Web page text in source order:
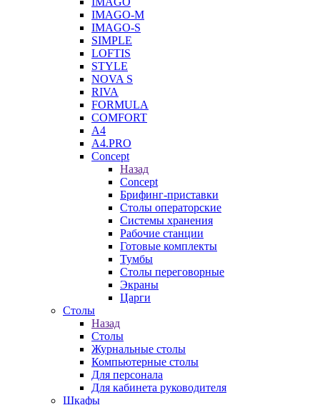
IMAGO-M
IMAGO-S
SIMPLE
LOFTIS
STYLE
NOVA S
RIVA
FORMULA
COMFORT
A4
A4.PRO
Concept
Назад
Concept
Брифинг-приставки
Столы операторские
Системы хранения
Рабочие станции
Готовые комплекты
Тумбы
Столы переговорные
Экраны
Царги
Столы
Назад
Столы
Журнальные столы
Компьютерные столы
Для персонала
Для кабинета руководителя
Шкафы